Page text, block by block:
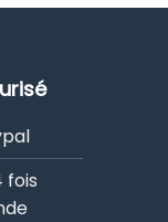
fois